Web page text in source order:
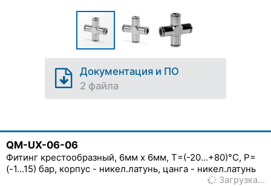
Документация и ПО
2 файла
QM-UX-06-06
Фитинг крестообразный, 6мм x 6мм, T=(-20...+80)°C, P=
(-1...15) бар, корпус - никел.латунь, цанга - никел.латунь
Загрузка…